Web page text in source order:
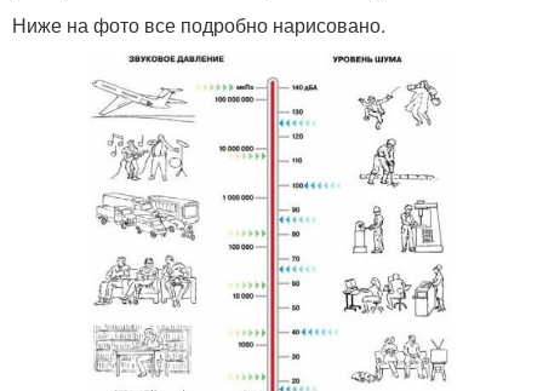
Ниже на фото все подробно нарисовано.